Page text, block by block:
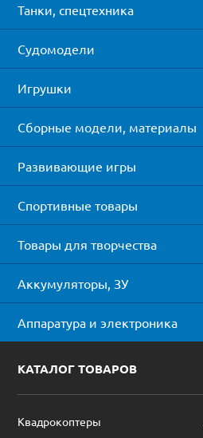
Танки, спецтехника
Судомодели
Игрушки
Сборные модели, материалы
Развивающие игры
Спортивные товары
Товары для творчества
Аккумуляторы, ЗУ
Аппаратура и электроника
КАТАЛОГ ТОВАРОВ
Квадрокоптеры